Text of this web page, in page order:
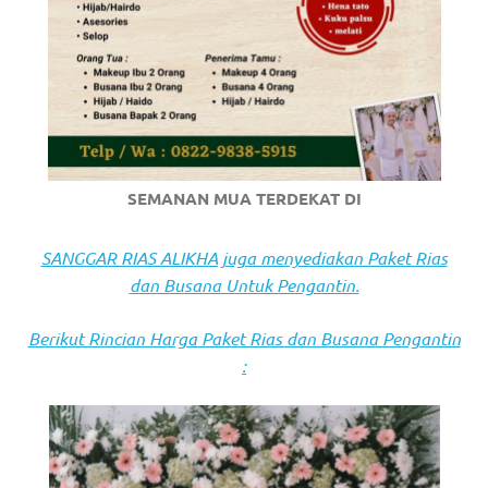
https://www.stockswatches.com
anchor
https://
check
here
https://www.domainwatches.com
visit
SEMANAN MUA TERDEKAT DI
SANGGAR RIAS ALIKHA juga menyediakan Paket Rias
dan Busana Untuk Pengantin.
Berikut Rincian Harga Paket Rias dan Busana Pengantin
: